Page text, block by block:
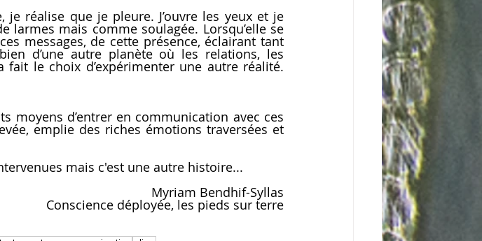
réalise que je pleure. J’ouvre les yeux et je
larmes mais comme soulagée. Lorsqu’elle se
messages, de cette présence, éclairant tant
d’une autre planète où les relations, les
le choix d’expérimenter une autre réalité.
moyens d’entrer en communication avec ces
emplie des riches émotions traversées et
mais c'est une autre histoire...
Myriam Bendhif-Syllas
Conscience déployée, les pieds sur terre